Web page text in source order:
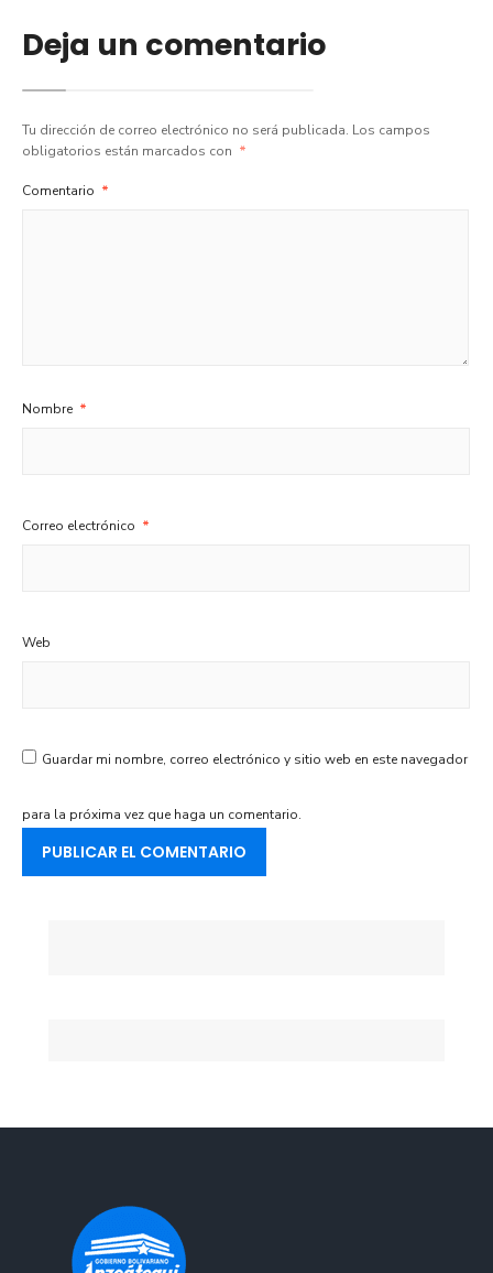
Deja un comentario
Tu dirección de correo electrónico no será publicada. Los campos
obligatorios están marcados con *
Comentario *
Nombre *
Correo electrónico *
Web
Guardar mi nombre, correo electrónico y sitio web en este navegador
para la próxima vez que haga un comentario.